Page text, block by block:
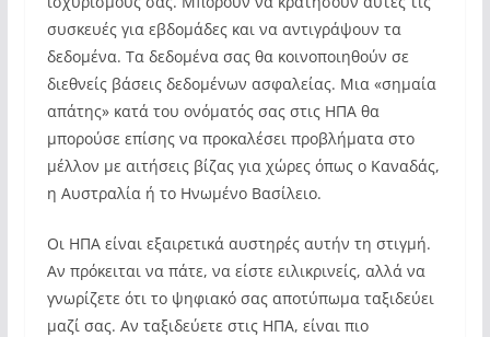
συσκευές για εβδομάδες και να αντιγράψουν τα
δεδομένα. Τα δεδομένα σας θα κοινοποιηθούν σε
διεθνείς βάσεις δεδομένων ασφαλείας. Μια «σημαία
απάτης» κατά του ονόματός σας στις ΗΠΑ θα
μπορούσε επίσης να προκαλέσει προβλήματα στο
μέλλον με αιτήσεις βίζας για χώρες όπως ο Καναδάς,
η Αυστραλία ή το Ηνωμένο Βασίλειο.
Οι ΗΠΑ είναι εξαιρετικά αυστηρές αυτήν τη στιγμή.
Αν πρόκειται να πάτε, να είστε ειλικρινείς, αλλά να
γνωρίζετε ότι το ψηφιακό σας αποτύπωμα ταξιδεύει
μαζί σας. Αν ταξιδεύετε στις ΗΠΑ, είναι πιο